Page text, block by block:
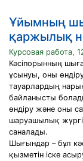
Ұйымның
қаржылық
Курсовая работа,
Кәсіпорынның
ұсынуы, оны
тауарлардың
байланысты
өндіру және оны
шаруашылық
саналады.
Шығындар – бұл
қызметін іске